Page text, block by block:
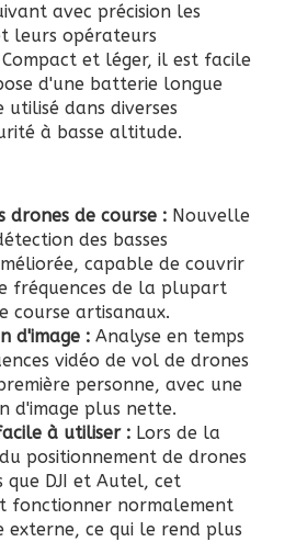
avec précision les
leurs opérateurs
et léger, il est facile
d'une batterie longue
dans diverses
à basse altitude.
drones de course : Nouvelle
des basses
capable de couvrir
fréquences de la plupart
course artisanaux.
d'image : Analyse en temps
vidéo de vol de drones
personne, avec une
d'image plus nette.
à utiliser : Lors de la
positionnement de drones
DJI et Autel, cet
fonctionner normalement
externe, ce qui le rend plus